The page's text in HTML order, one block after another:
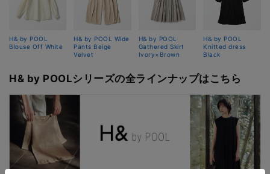
H& by POOL
Blouse Off White
H& by POOL Wide
Pants Beige
Velvet
H& by POOL
Gathered Skirt
Ivory×Brown
H& by POOL
Knitted dress
Black
H& by POOLシリーズの全ラインナップはこちら